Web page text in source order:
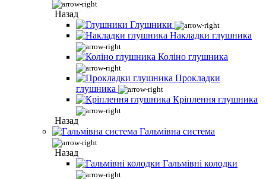
Назад
Глушники
Накладки глушника
Коліно глушника
Прокладки
глушника
Кріплення глушника
Назад
Гальмівна система
Назад
Гальмівні колодки